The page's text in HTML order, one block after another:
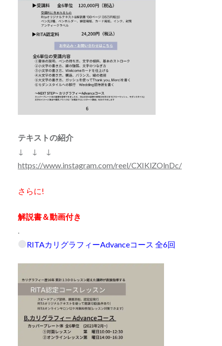
テキストの紹介
↓ ↓ ↓
https://www.instagram.com/reel/CXIKlZOlnDc/
さらに!
解説書＆動画付き
RITAカリグラフィーAdvanceコース 全6回